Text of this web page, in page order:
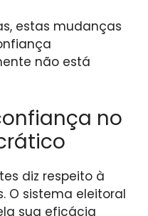
estas mudanças
não está
no
diz respeito à
O sistema eleitoral
sua eficácia